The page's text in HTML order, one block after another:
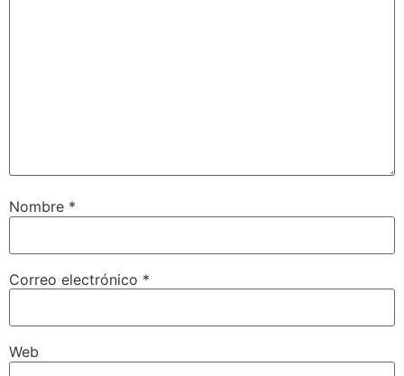
Nombre *
Correo electrónico *
Web